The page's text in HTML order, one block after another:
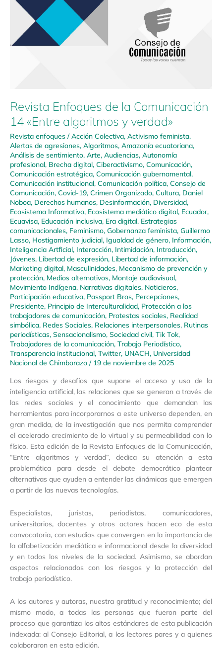
Revista Enfoques de la Comunicación
14 «Entre algoritmos y verdad»
Revista enfoques /Acción Colectiva, Activismo feminista,
Alertas de agresiones, Algoritmos, Amazonía ecuatoriana,
Análisis de sentimiento, Arte, Audiencias, Autonomía
profesional, Brecha digital, Ciberactivismo, Comunicación,
Comunicación estratégica, Comunicación gubernamental,
Comunicación institucional, Comunicación política, Consejo de
Comunicación, Covid-19, Crimen Organizado, Cultura, Daniel
Noboa, Derechos humanos, Desinformación, Diversidad,
Ecosistema Informativo, Ecosistema mediático digital, Ecuador,
Ecuavisa, Educación inclusiva, Era digital, Estrategias
comunicacionales, Feminismo, Gobernanza feminista, Guillermo
Lasso, Hostigamiento judicial, Igualdad de género, Información,
Inteligencia Artficial, Interacción, Intimidación, Introducción,
Jóvenes, Libertad de expresión, Libertad de información,
Marketing digital, Masculinidades, Mecanismo de prevención y
protección, Medios alternativos, Montaje audiovisual,
Movimiento Indígena, Narrativas digitales, Noticieros,
Participación educativa, Passport Bros, Percepciones,
Presidente, Principio de Interculturalidad, Protección a los
trabajadores de comunicación, Protestas sociales, Realidad
simbólica, Redes Sociales, Relaciones interpersonales, Rutinas
periodísticas, Sensacionalismo, Sociedad civil, Tik Tok,
Trabajadores de la comunicación, Trabajo Periodístico,
Transparencia institucional, Twitter, UNACH, Universidad
Nacional de Chimborazo / 19 de noviembre de 2025
Los riesgos y desafíos que supone el acceso y uso de la
inteligencia artificial, las relaciones que se generan a través de
las redes sociales y el conocimiento que demandan las
herramientas para incorporarnos a este universo dependen, en
gran medida, de la investigación que nos permita comprender
el acelerado crecimiento de lo virtual y su permeabilidad con lo
físico. Esta edición de la Revista Enfoques de la Comunicación,
“Entre algoritmos y verdad”, dedica su atención a esta
problemática para desde el debate democrático plantear
alternativas que ayuden a entender las dinámicas que emergen
a partir de las nuevas tecnologías.
Especialistas, juristas, periodistas, comunicadores,
universitarios, docentes y otros actores hacen eco de esta
convocatoria, con estudios que convergen en la importancia de
la alfabetización mediática e informacional desde la diversidad
y en todos los niveles de la sociedad. Asimismo, se abordan
aspectos relacionados con los riesgos y la protección del
trabajo periodístico.
A los autores y autoras, nuestra gratitud y reconocimiento; del
mismo modo, a todas las personas que fueron parte del
proceso que garantiza los altos estándares de esta publicación
indexada: al Consejo Editorial, a los lectores pares y a quienes
colaboraron en esta edición.